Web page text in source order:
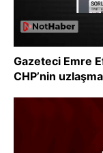
Gazeteci Emre
CHP’nin